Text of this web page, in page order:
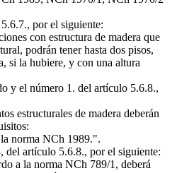
por el siguiente:
con estructura de madera que
podrán tener hasta dos pisos,
si la hubiere, y con una altura
y el número 1. del artículo 5.6.8.,
estructurales de madera deberán
norma NCh 1989.".
artículo 5.6.8., por el siguiente:
a la norma NCh 789/1, deberá